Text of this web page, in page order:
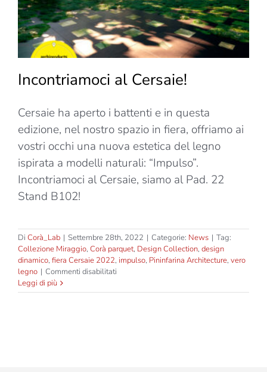
Incontriamoci al Cersaie!
Cersaie ha aperto i battenti e in questa
edizione, nel nostro spazio in fiera, offriamo ai
vostri occhi una nuova estetica del legno
ispirata a modelli naturali: “Impulso”.
Incontriamoci al Cersaie, siamo al Pad. 22
Stand B102!
Di Corà_Lab | Settembre 28th, 2022 | Categorie: News | Tag:
Collezione Miraggio, Corà parquet, Design Collection, design
dinamico, fiera Cersaie 2022, impulso, Pininfarina Architecture, vero
legno | Commenti disabilitati
al
Leggi di più